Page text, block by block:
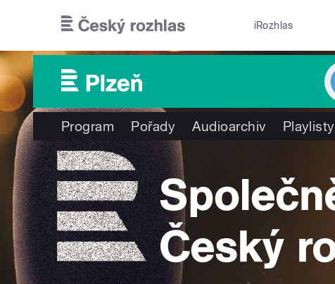
iRozhlas
Program Pořady Audioarchiv Playlisty